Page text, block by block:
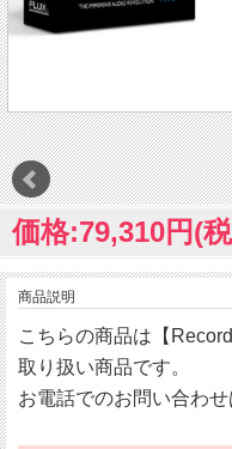
価格:79,310円(
商品説明
こちらの商品は【
取り扱い商品です。
お電話でのお問い合わせ